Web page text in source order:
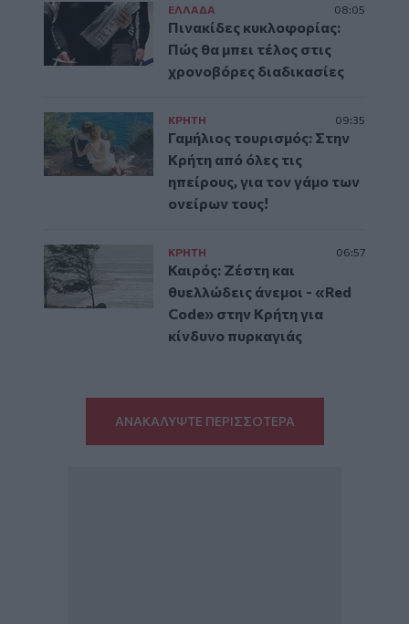
ΕΛΛAΔΑ 08:05
Πινακίδες κυκλοφορίας:
Πώς θα μπει τέλος στις
χρονοβόρες διαδικασίες
ΚΡΗΤΗ 09:35
Γαμήλιος τουρισμός: Στην
Κρήτη από όλες τις
ηπείρους, για τον γάμο των
ονείρων τους!
ΚΡΗΤΗ 06:57
Καιρός: Ζέστη και
θυελλώδεις άνεμοι - «Red
Code» στην Κρήτη για
κίνδυνο πυρκαγιάς
ΑΝΑΚΑΛΥΨΤΕ ΠΕΡΙΣΣΟΤΕΡΑ